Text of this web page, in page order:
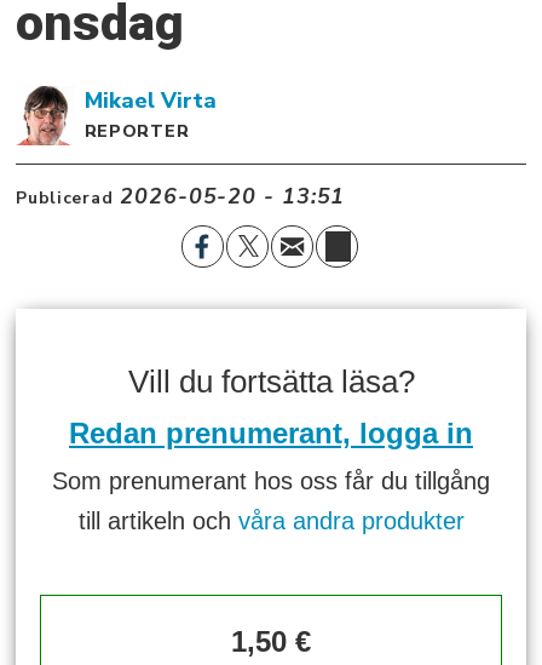
onsdag
Mikael Virta
REPORTER
Publicerad 2026-05-20 - 13:51
Vill du fortsätta läsa?
Redan prenumerant, logga in
Som prenumerant hos oss får du tillgång
till artikeln och våra andra produkter
1,50 €